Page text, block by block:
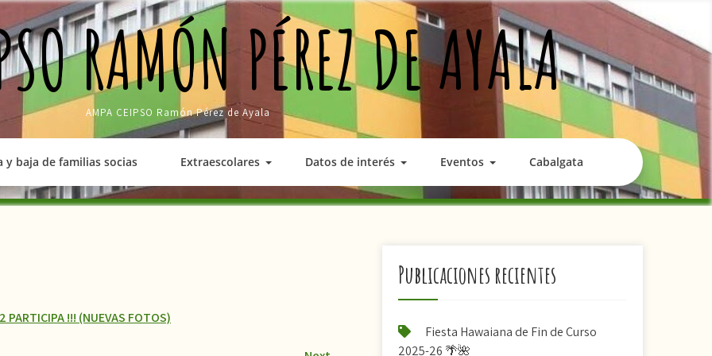
RAMÓN PÉREZ DE AYALA
AMPA CEIPSO Ramón Pérez de Ayala
y baja de familias socias Extraescolares Datos de interés Eventos Cabalgata
!!! (NUEVAS FOTOS)
Publicaciones recientes
Fiesta Hawaiana de Fin de Curso
2025-26 🌴🌺